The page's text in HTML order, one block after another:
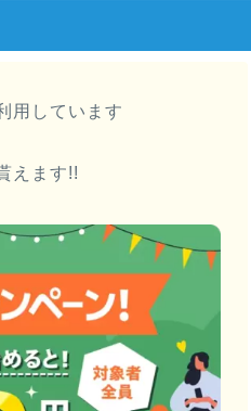
用しています
えます!!